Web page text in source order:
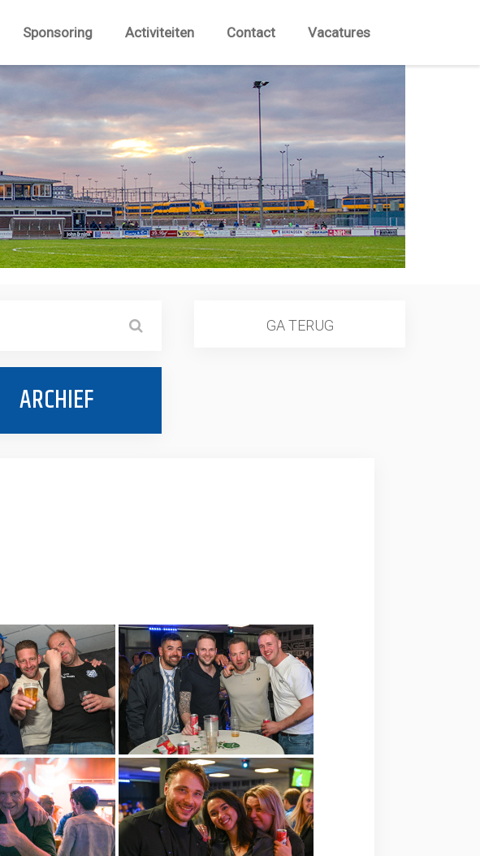
Sponsoring Activiteiten Contact Vacatures
GA TERUG
ARCHIEF